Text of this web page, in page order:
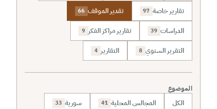
تقارير خاصة 97 تقدير الموقف 66
الدراسات 39 تقارير مراكز الفكر 9
التقرير السنوي 8 التقارير 4
الموضوع
الكل المجالس المحلية 41 سورية 33